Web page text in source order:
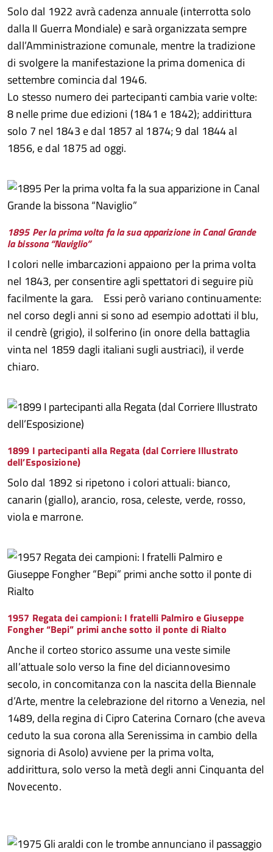
Solo dal 1922 avrà cadenza annuale (interrotta solo
dalla II Guerra Mondiale) e sarà organizzata sempre
dall’Amministrazione comunale, mentre la tradizione
di svolgere la manifestazione la prima domenica di
settembre comincia dal 1946.
Lo stesso numero dei partecipanti cambia varie volte:
8 nelle prime due edizioni (1841 e 1842); addirittura
solo 7 nel 1843 e dal 1857 al 1874; 9 dal 1844 al
1856, e dal 1875 ad oggi.
1895 Per la prima volta fa la sua apparizione in Canal Grande
la bissona “Naviglio”
I colori nelle imbarcazioni appaiono per la prima volta
nel 1843, per consentire agli spettatori di seguire più
facilmente la gara. Essi però variano continuamente:
nel corso degli anni si sono ad esempio adottati il blu,
il cendrè (grigio), il solferino (in onore della battaglia
vinta nel 1859 dagli italiani sugli austriaci), il verde
chiaro.
1899 I partecipanti alla Regata (dal Corriere Illustrato
dell’Esposizione)
Solo dal 1892 si ripetono i colori attuali: bianco,
canarin (giallo), arancio, rosa, celeste, verde, rosso,
viola e marrone.
1957 Regata dei campioni: I fratelli Palmiro e Giuseppe
Fongher “Bepi” primi anche sotto il ponte di Rialto
Anche il corteo storico assume una veste simile
all’attuale solo verso la fine del diciannovesimo
secolo, in concomitanza con la nascita della Biennale
d’Arte, mentre la celebrazione del ritorno a Venezia, nel
1489, della regina di Cipro Caterina Cornaro (che aveva
ceduto la sua corona alla Serenissima in cambio della
signoria di Asolo) avviene per la prima volta,
addirittura, solo verso la metà degli anni Cinquanta del
Novecento.